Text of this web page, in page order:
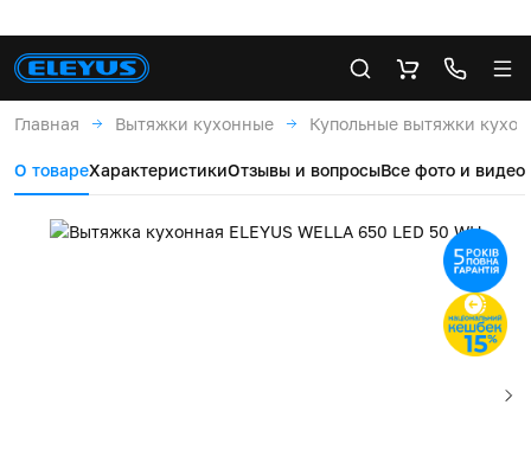
Главная Вытяжки кухонные Купольные вытяжки
О товареХарактеристикиОтзывы и вопросыВсе фото и видео